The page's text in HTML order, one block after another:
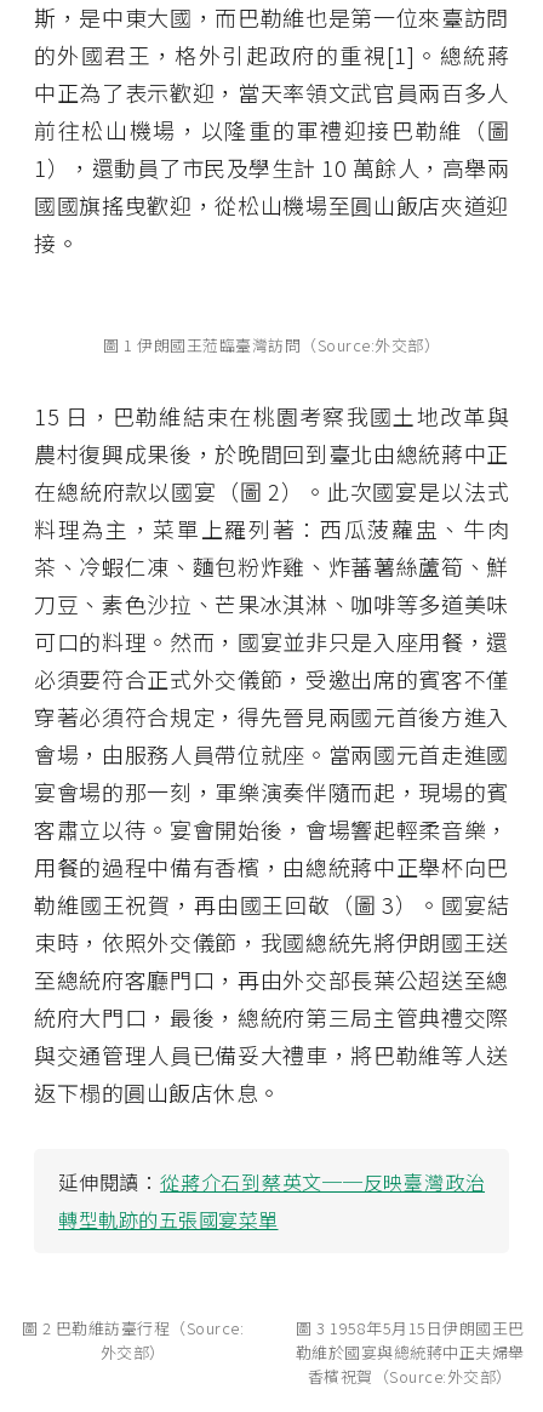
斯，是中東大國，而巴勒維也是第一位來臺訪問
的外國君王，格外引起政府的重視[1]。總統蔣
中正為了表示歡迎，當天率領文武官員兩百多人
前往松山機場，以隆重的軍禮迎接巴勒維（圖
1），還動員了市民及學生計 10 萬餘人，高舉兩
國國旗搖曳歡迎，從松山機場至圓山飯店夾道迎
接。
圖 1 伊朗國王蒞臨臺灣訪問（Source:外交部）
15 日，巴勒維結束在桃園考察我國土地改革與
農村復興成果後，於晚間回到臺北由總統蔣中正
在總統府款以國宴（圖 2）。此次國宴是以法式
料理為主，菜單上羅列著：西瓜菠蘿盅、牛肉
茶、冷蝦仁凍、麵包粉炸雞、炸蕃薯絲蘆筍、鮮
刀豆、素色沙拉、芒果冰淇淋、咖啡等多道美味
可口的料理。然而，國宴並非只是入座用餐，還
必須要符合正式外交儀節，受邀出席的賓客不僅
穿著必須符合規定，得先晉見兩國元首後方進入
會場，由服務人員帶位就座。當兩國元首走進國
宴會場的那一刻，軍樂演奏伴隨而起，現場的賓
客肅立以待。宴會開始後，會場響起輕柔音樂，
用餐的過程中備有香檳，由總統蔣中正舉杯向巴
勒維國王祝賀，再由國王回敬（圖 3）。國宴結
束時，依照外交儀節，我國總統先將伊朗國王送
至總統府客廳門口，再由外交部長葉公超送至總
統府大門口，最後，總統府第三局主管典禮交際
與交通管理人員已備妥大禮車，將巴勒維等人送
返下榻的圓山飯店休息。
延伸閱讀： 從蔣介石到蔡英文──反映臺灣政治
轉型軌跡的五張國宴菜單
圖 2 巴勒維訪臺行程（Source:
外交部）
圖 3 1958年5月15日伊朗國王巴
勒維於國宴與總統蔣中正夫婦舉
香檳祝賀（Source:外交部）